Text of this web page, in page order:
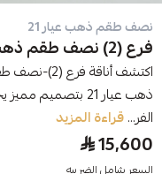
نصف طقم ذهب عيار 21
فرع (2) نصف طقم ذهب عيار21 الوزن 19.02 جرام
ذهب عيار 21
الفر...قراءة المزيد
15,600
السعر شامل الضريبه